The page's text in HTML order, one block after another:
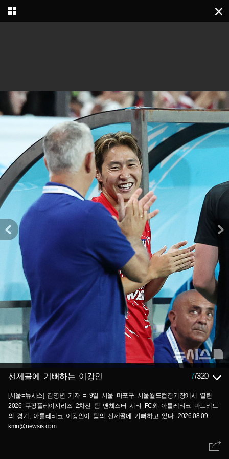
선제골에 기뻐하는 이강인 7/320
[서울=뉴시스] 김명년 기자 = 9일 서울 마포구 서울월드컵경기장에서 열린
2026 쿠팡플레이시리즈 2차전 팀 맨체스터 시티 FC와 아틀레티코 마드리드
의 경기, 아틀레티코 이강인이 팀의 선제골에 기뻐하고 있다. 2026.08.09.
kmn@newsis.com